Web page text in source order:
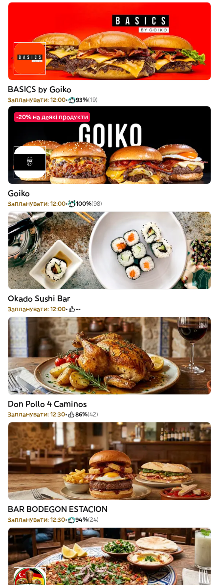
BASICS by Goiko
Запланувати: 12:00 93%(19)
-20% на деякі продукти
Goiko
Запланувати: 12:00 100%(98)
Okado Sushi Bar
Запланувати: 12:00 --
Don Pollo 4 Caminos
Запланувати: 12:30 86%(42)
BAR BODEGON ESTACION
Запланувати: 12:30 94%(24)